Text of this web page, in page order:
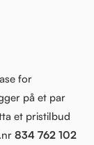
for
på et par
et pristilbud
834 762 102